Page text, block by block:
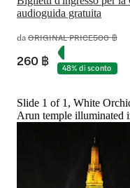
audioguida gratuita
daORIGINAL PRICE500 ฿
260 ฿ 48% di sconto
Slide 1 of 1, White
Arun temple illuminated